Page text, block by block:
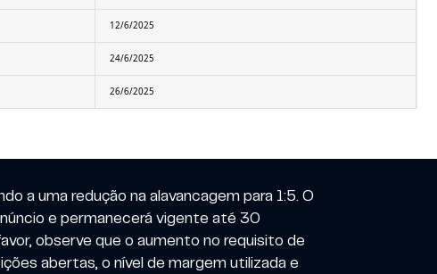
12/6/2025
24/6/2025
26/6/2025
a uma redução na alavancagem para 1:5. O
e permanecerá vigente até 30
observe que o aumento no requisito de
abertas, o nível de margem utilizada e